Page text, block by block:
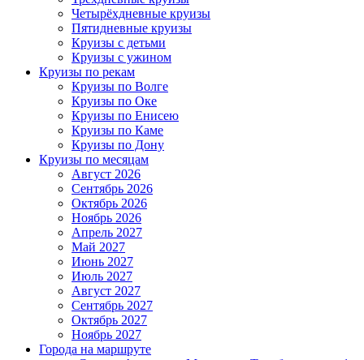
Четырёхдневные круизы
Пятидневные круизы
Круизы с детьми
Круизы с ужином
Круизы по рекам
Круизы по Волге
Круизы по Оке
Круизы по Енисею
Круизы по Каме
Круизы по Дону
Круизы по месяцам
Август 2026
Сентябрь 2026
Октябрь 2026
Ноябрь 2026
Апрель 2027
Май 2027
Июнь 2027
Июль 2027
Август 2027
Сентябрь 2027
Октябрь 2027
Ноябрь 2027
Города на маршруте